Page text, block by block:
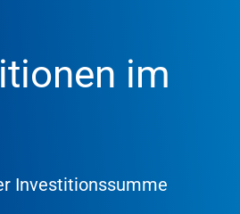
im
Investitionssumme